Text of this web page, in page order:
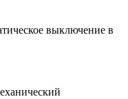
выключение в